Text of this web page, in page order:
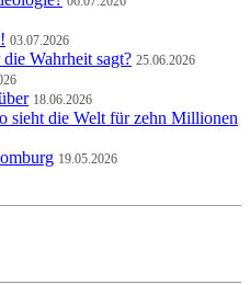
03.07.2026
Wahrheit sagt? 25.06.2026
18.06.2026
sieht die Welt für zehn Millionen
19.05.2026